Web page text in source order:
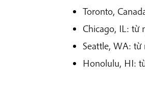
Toronto,
Chicago, IL: từ
Seattle, WA: từ
Honolulu, HI: